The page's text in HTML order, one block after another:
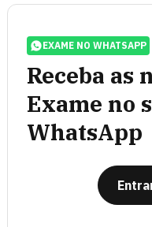
EXAME NO WHATSAPP
Receba as
Exame no
WhatsApp